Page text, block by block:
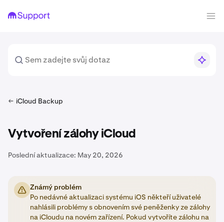
iCloud Backup
Vytvoření zálohy iCloud
Poslední aktualizace: May 20, 2026
Známý problém
Po nedávné aktualizaci systému iOS někteří uživatelé
nahlásili problémy s obnovením své peněženky ze zálohy
na iCloudu na novém zařízení. Pokud vytvoříte zálohu na